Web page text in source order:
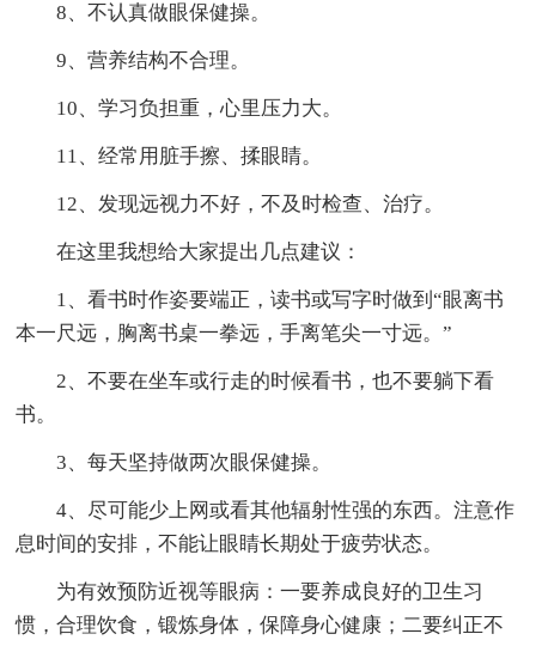
8、不认真做眼保健操。
9、营养结构不合理。
10、学习负担重，心里压力大。
11、经常用脏手擦、揉眼睛。
12、发现远视力不好，不及时检查、治疗。
在这里我想给大家提出几点建议：
1、看书时作姿要端正，读书或写字时做到“眼离书
本一尺远，胸离书桌一拳远，手离笔尖一寸远。”
2、不要在坐车或行走的时候看书，也不要躺下看
书。
3、每天坚持做两次眼保健操。
4、尽可能少上网或看其他辐射性强的东西。注意作
息时间的安排，不能让眼睛长期处于疲劳状态。
为有效预防近视等眼病：一要养成良好的卫生习
惯，合理饮食，锻炼身体，保障身心健康；二要纠正不